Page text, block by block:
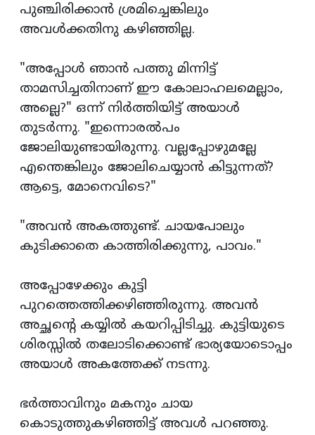
പുഞ്ചിരിക്കാന്‍ ശ്രമിച്ചെങ്കിലും
അവള്‍ക്കതിനു കഴിഞ്ഞില്ല.
"അപ്പോള്‍ ഞാന്‍ പത്തു മിന്നിട്ട്
താമസിച്ചതിനാണ് ഈ കോലാഹലമെല്ലാം,
അല്ലെ?" ഒന്ന് നിര്‍ത്തിയിട്ട് അയാള്‍
തുടര്‍ന്നു. "ഇന്നൊരല്‍പം
ജോലിയുണ്ടായിരുന്നു. വല്ലപ്പോഴുമല്ലേ
എന്തെങ്കിലും ജോലിചെയ്യാന്‍ കിട്ടുന്നത്?
ആട്ടെ, മോനെവിടെ?"
"അവന്‍ അകത്തുണ്ട്. ചായപോലും
കുടിക്കാതെ കാത്തിരിക്കുന്നു, പാവം."
അപ്പോഴേക്കും കുട്ടി
പുറത്തെത്തിക്കഴിഞ്ഞിരുന്നു. അവന്‍
അച്ഛന്‍റെ കയ്യില്‍ കയറിപ്പിടിച്ചു. കുട്ടിയുടെ
ശിരസ്സില്‍ തലോടിക്കൊണ്ട് ഭാര്യയോടൊപ്പം
അയാള്‍ അകത്തേക്ക് നടന്നു.
ഭര്‍ത്താവിനും മകനും ചായ
കൊടുത്തുകഴിഞ്ഞിട്ട് അവള്‍ പറഞ്ഞു.